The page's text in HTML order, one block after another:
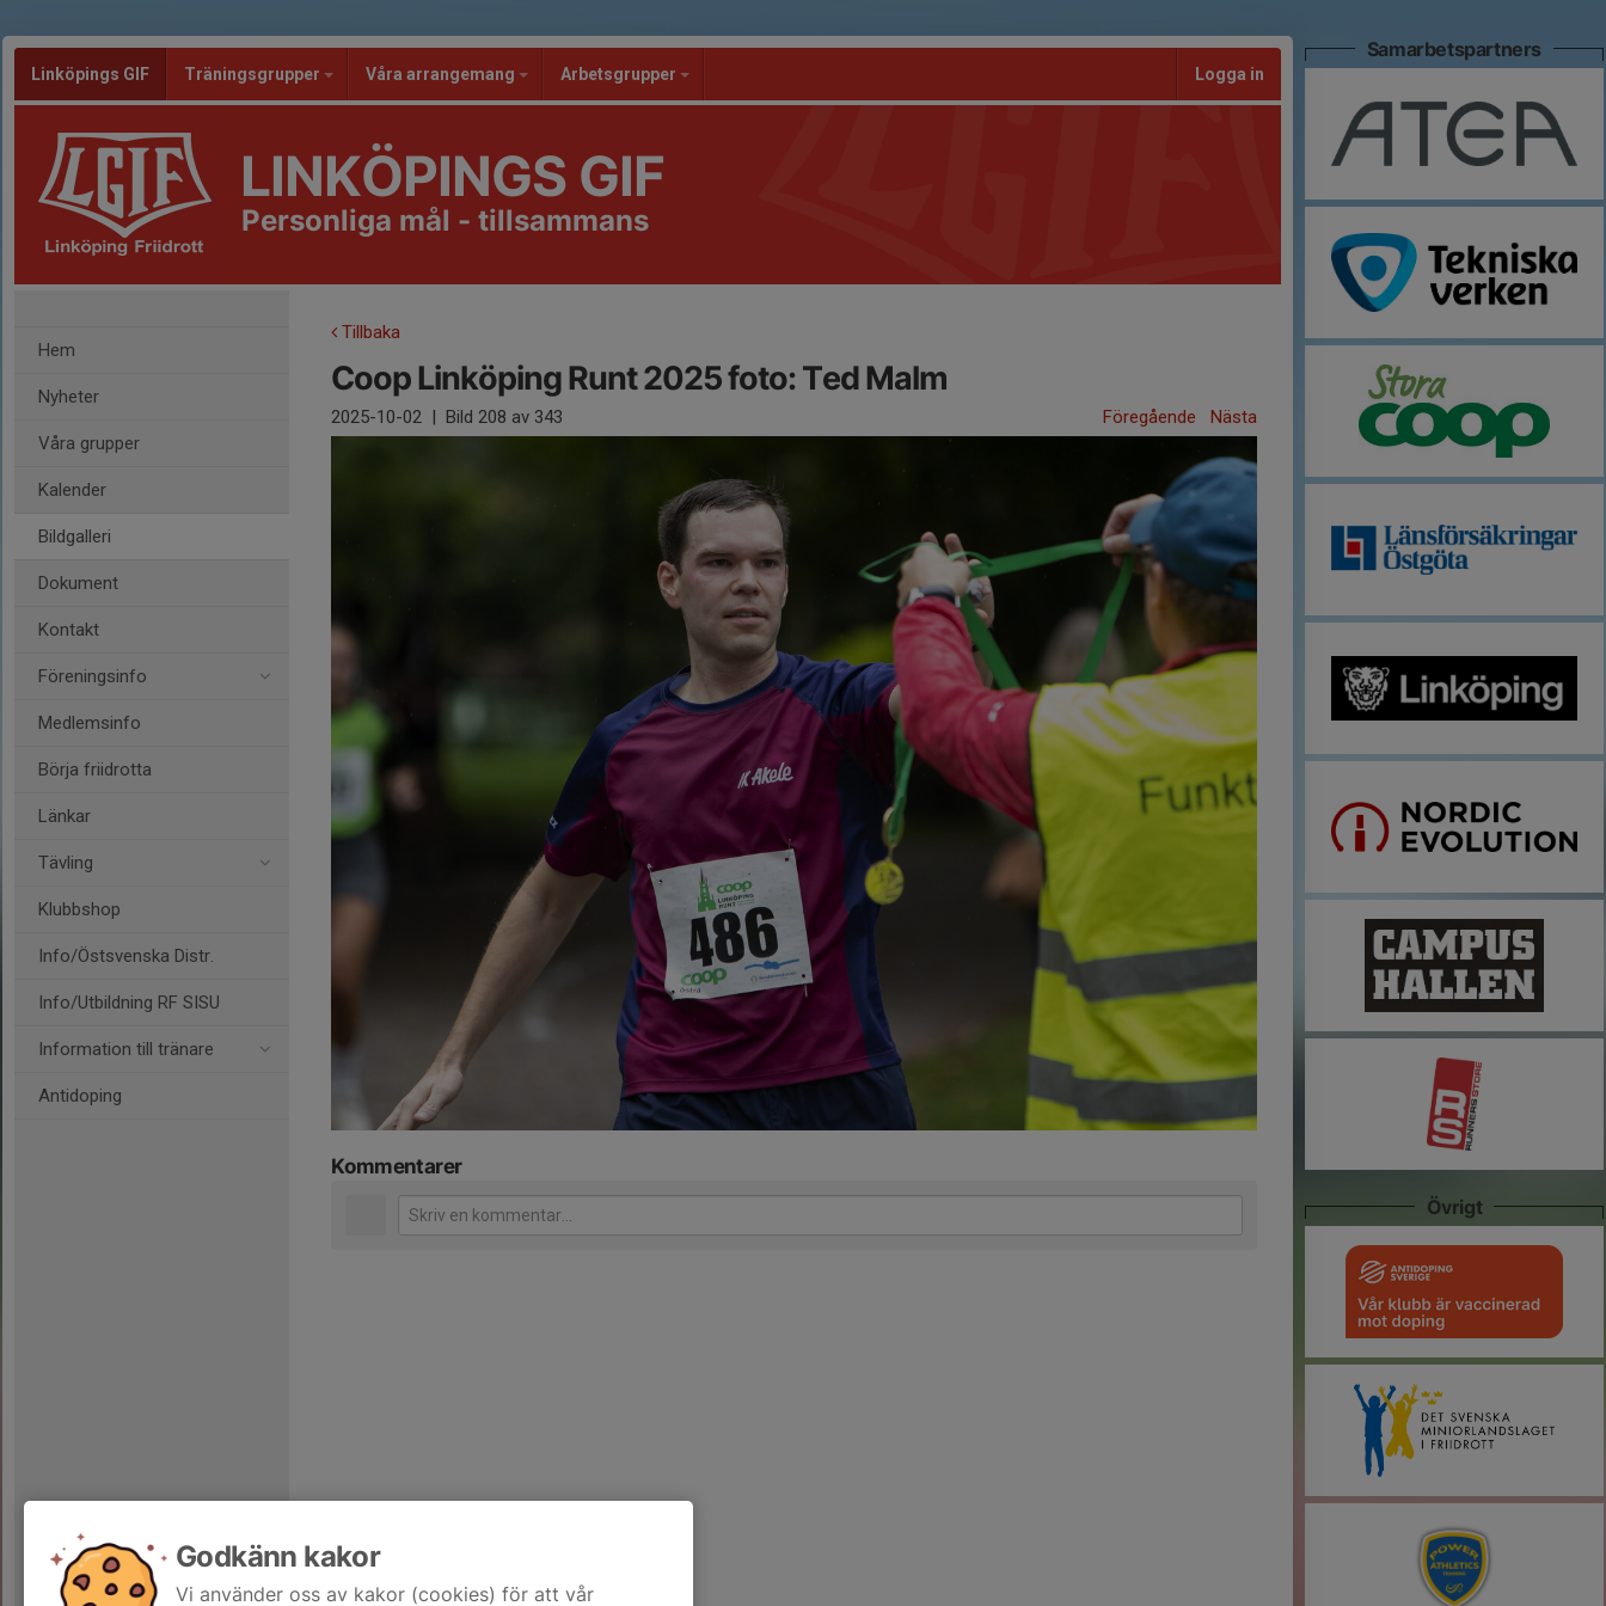
Linköpings GIF Träningsgrupper Våra arrangemang Arbetsgrupper Logga in
LINKÖPINGS GIF
Personliga mål - tillsammans
Hem
Nyheter
Våra grupper
Kalender
Bildgalleri
Dokument
Kontakt
Föreningsinfo
Medlemsinfo
Börja friidrotta
Länkar
Tävling
Klubbshop
Info/Östsvenska Distr.
Info/Utbildning RF SISU
Information till tränare
Antidoping
Tillbaka
Coop Linköping Runt 2025 foto: Ted Malm
2025-10-02 | Bild 208 av 343 Föregående Nästa
Kommentarer
Samarbetspartners
Övrigt
Godkänn kakor
Vi använder oss av kakor (cookies) för att vår